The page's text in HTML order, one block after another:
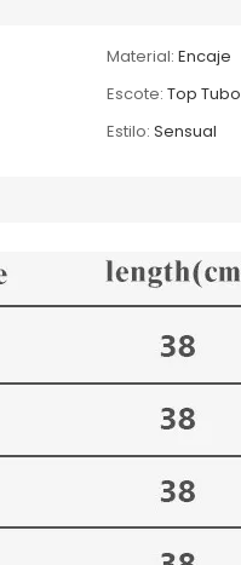
Material: Encaje
Escote: Top Tubo
Estilo: Sensual